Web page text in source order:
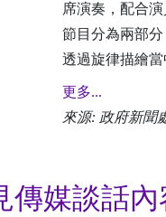
席演奏，配合
節目分為兩部
透過旋律描繪
更多...
來源: 政府新聞
傳媒談話內